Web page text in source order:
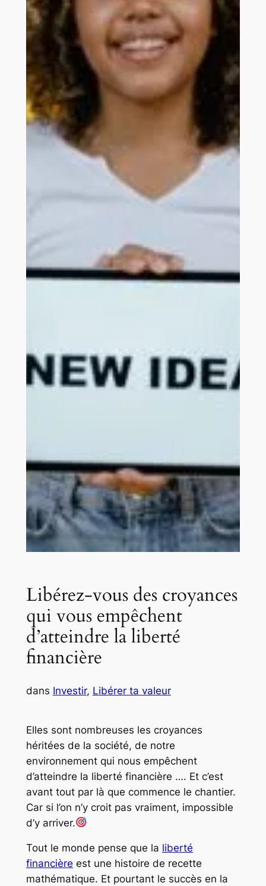
Libérez-vous des croyances
qui vous empêchent
d’atteindre la liberté
financière
dans Investir, Libérer ta valeur
Elles sont nombreuses les croyances
héritées de la société, de notre
environnement qui nous empêchent
d’atteindre la liberté financière …. Et c’est
avant tout par là que commence le chantier.
Car si l’on n’y croit pas vraiment, impossible
d’y arriver.
Tout le monde pense que la liberté
financière est une histoire de recette
mathématique. Et pourtant le succès en la